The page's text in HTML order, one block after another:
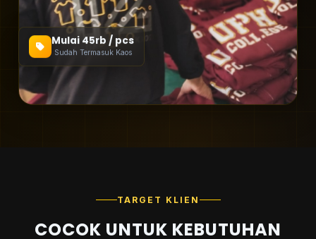
Mulai 45rb / pcs
Sudah Termasuk Kaos
TARGET KLIEN
COCOK UNTUK KEBUTUHAN